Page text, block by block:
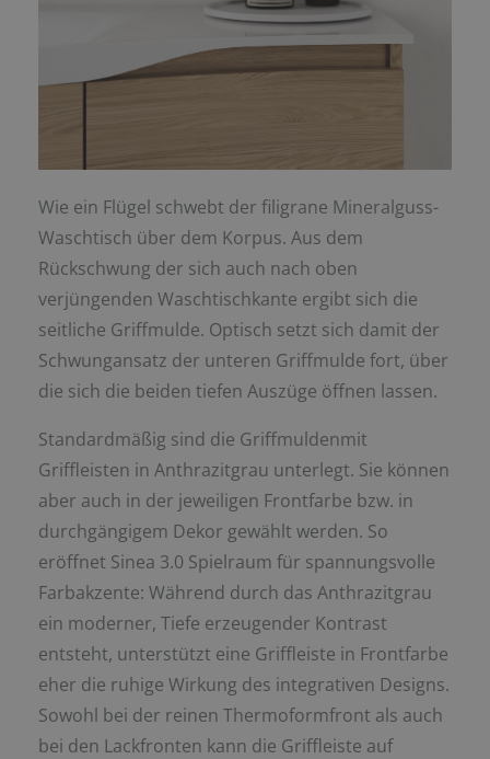
Wie ein Flügel schwebt der filigrane Mineralguss-
Waschtisch über dem Korpus. Aus dem
Rückschwung der sich auch nach oben
verjüngenden Waschtischkante ergibt sich die
seitliche Griffmulde. Optisch setzt sich damit der
Schwungansatz der unteren Griffmulde fort, über
die sich die beiden tiefen Auszüge öffnen lassen.
Standardmäßig sind die Griffmuldenmit
Griffleisten in Anthrazitgrau unterlegt. Sie können
aber auch in der jeweiligen Frontfarbe bzw. in
durchgängigem Dekor gewählt werden. So
eröffnet Sinea 3.0 Spielraum für spannungsvolle
Farbakzente: Während durch das Anthrazitgrau
ein moderner, Tiefe erzeugender Kontrast
entsteht, unterstützt eine Griffleiste in Frontfarbe
eher die ruhige Wirkung des integrativen Designs.
Sowohl bei der reinen Thermoformfront als auch
bei den Lackfronten kann die Griffleiste auf